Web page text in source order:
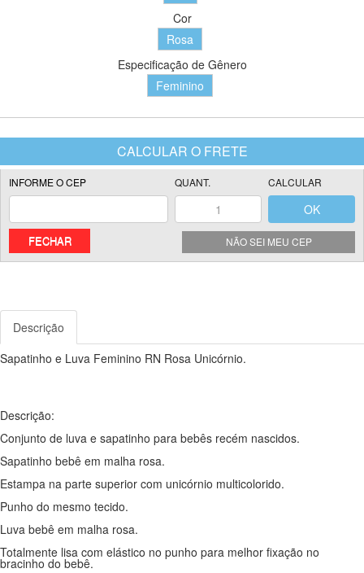
Cor
Rosa
Especificação de Gênero
Feminino
NÃO SEI MEU CEP
FECHAR
Descrição
Sapatinho e Luva Feminino RN Rosa Unicórnio.
Descrição:
Conjunto de luva e sapatinho para bebês recém nascidos.
Sapatinho bebê em malha rosa.
Estampa na parte superior com unicórnio multicolorido.
Punho do mesmo tecido.
Luva bebê em malha rosa.
Totalmente lisa com elástico no punho para melhor fixação no
bracinho do bebê.